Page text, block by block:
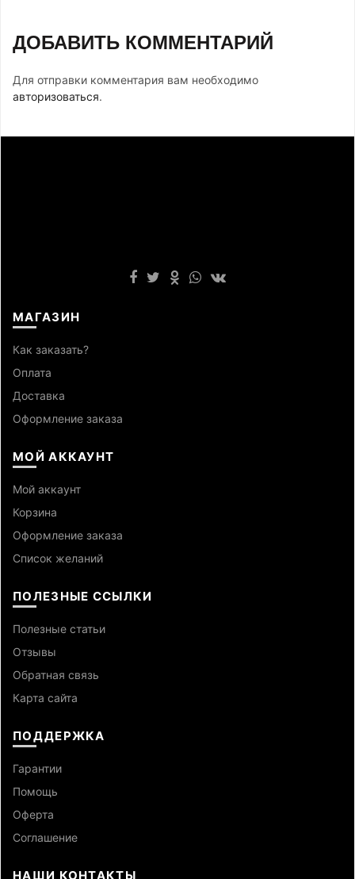
ДОБАВИТЬ КОММЕНТАРИЙ
Для отправки комментария вам необходимо
авторизоваться.
МАГАЗИН
Как заказать?
Оплата
Доставка
Оформление заказа
МОЙ АККАУНТ
Мой аккаунт
Корзина
Оформление заказа
Список желаний
ПОЛЕЗНЫЕ ССЫЛКИ
Полезные статьи
Отзывы
Обратная связь
Карта сайта
ПОДДЕРЖКА
Гарантии
Помощь
Оферта
Cоглашение
НАШИ КОНТАКТЫ